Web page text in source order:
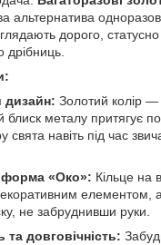
альтернатива
дорого,
дрібниць.
дизайн: Золотий колір —
блиск металу притягує
навіть під час
форма «Око»: Кільце на
елементом,
не забруднивши руки.
та довговічність: